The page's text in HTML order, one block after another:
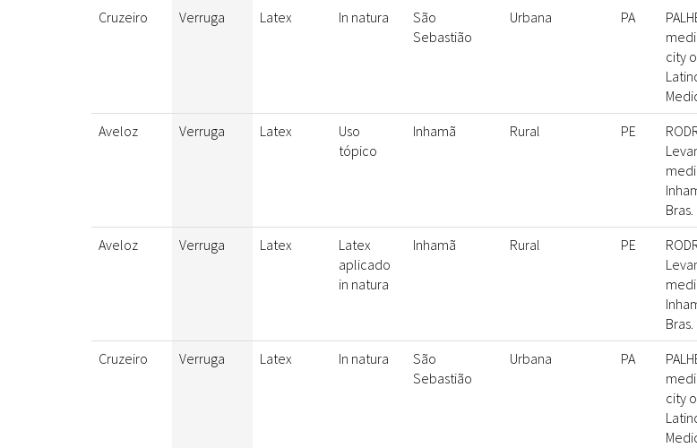
Cruzeiro Verruga Latex In natura
São
Sebastião
Urbana PA
city
Aveloz Verruga Latex
Uso
tópico
Inhamã Rural PE
Aveloz Verruga Latex
Latex
aplicado
in natura
Inhamã Rural PE
Cruzeiro Verruga Latex In natura
São
Sebastião
Urbana PA
city